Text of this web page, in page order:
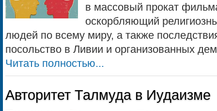
в массовый прокат
оскорбляющий
людей по всему миру, а также
посольство в Ливии и организованных
Читать полностью...
Авторитет Талмуда в Иудаизме